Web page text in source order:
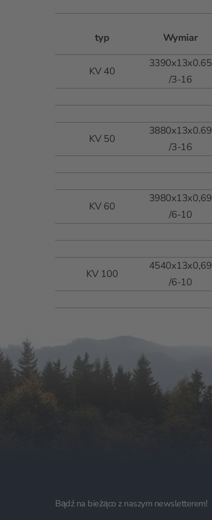
typ Wymiar
KV 40
3390x13x0.65
/3-16
KV 50
3880x13x0.69
/3-16
KV 60
3980x13x0,69
/6-10
KV 100
4540x13x0,69
/6-10
Bądź na bieżąco z naszym newsletterem!